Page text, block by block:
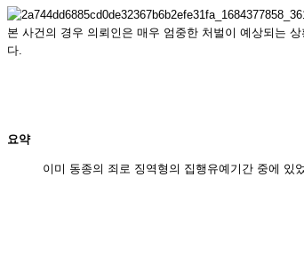
본 사건의 경우 의뢰인은 매우 엄중한 처벌이 예상되는
다.
요약
이미 동종의 죄로 징역형의 집행유예기간 중에 있